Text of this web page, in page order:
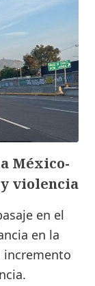
México-
violencia
en el
en la
incremento